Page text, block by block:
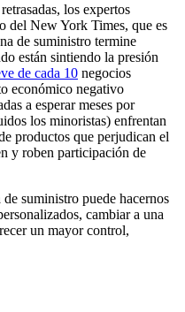
los expertos
del New York Times, que es
de suministro termine
están sintiendo la presión
de cada 10 negocios
económico negativo
a esperar meses por
los minoristas) enfrentan
productos que perjudican el
y roben participación de
suministro puede hacernos
cambiar a una
un mayor control,